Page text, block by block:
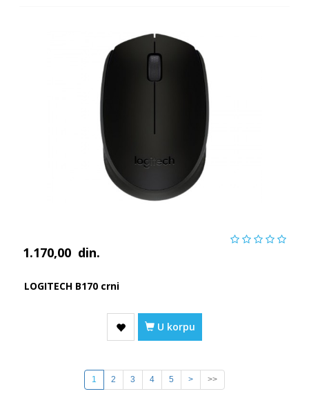
1.170,00 din.
LOGITECH B170 crni
U korpu
1 2 3 4 5 > >>